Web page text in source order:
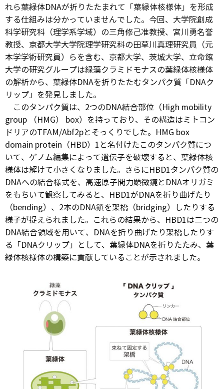
れら葉緑体DNAが折りたたまれて「葉緑体核様体」を形成
する仕組みは分かっていませんでした。今回、大学院創成
科学研究科（理学系学域）の三角修己准教授、宮川勇名誉
教授、京都大学大学院理学研究科の田草川真理研究員（元
本学学術研究員）らを含む、京都大学、茨城大学、立命館
大学の研究グループは緑藻クラミドモナスの葉緑体核様体
の解析から、葉緑体DNAを折りたたむタンパク質「DNAク
リップ」を発見しました。
このタンパク質は、2つのDNA結合部位（High mobility
group （HMG） box）を持っており、その構造はミトコン
ドリアのTFAM/Abf2pとそっくりでした。HMG box
domain protein（HBD）1と名付けたこのタンパク質につ
いて、ゲノム編集によって遺伝子を破壊すると、葉緑体核
様体は解けて小さくなりました。さらにHBD1タンパク質の
DNAへの結合様式を、高速原子間力顕微鏡とDNAオリガミ
をもちいて観察してみると、HBD1がDNAを折り曲げたり
（bending）、2本のDNA鎖を架橋（bridging）したりする
様子が捉えられました。これらの結果から、HBD1は二つの
DNA結合領域を用いて、DNAを折り曲げたり架橋したりす
る「DNAクリップ」として、葉緑体DNAを折りたたみ、葉
緑体核様体の構築に貢献していることが示されました。